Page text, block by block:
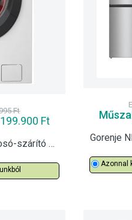
Ft
199.900 Ft
AEG LWK6F50680 mosó-szárító 8/4
Azonnal